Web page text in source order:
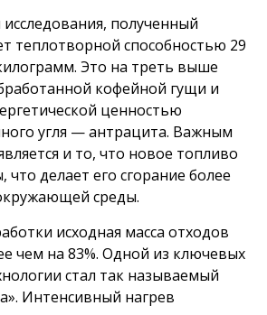
полученный
теплотворной способностью 29
Это на треть выше
кофейной гущи и
ценностью
угля — антрацита. Важным
и то, что новое топливо
что делает его сгорание более
среды.
исходная масса отходов
чем на 83%. Одной из ключевых
стал так называемый
Интенсивный нагрев